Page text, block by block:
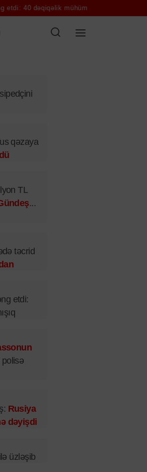
mühüm danışıq 8 il əvvəl oğurlanan
Şou-biznes Müsahibə
qəzaya
TL
...
təcrid
etdi:
polisə
Rusiya
dəyişdi
üzləşib